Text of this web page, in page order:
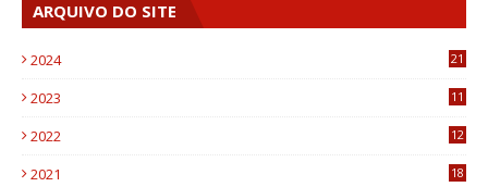
ARQUIVO DO SITE
2024 21
2023
11
2022
12
2021
18